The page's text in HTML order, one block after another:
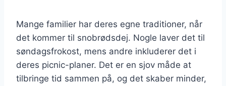
Mange familier har deres egne traditioner, når
det kommer til snobrødsdej. Nogle laver det til
søndagsfrokost, mens andre inkluderer det i
deres picnic-planer. Det er en sjov måde at
tilbringe tid sammen på, og det skaber minder,